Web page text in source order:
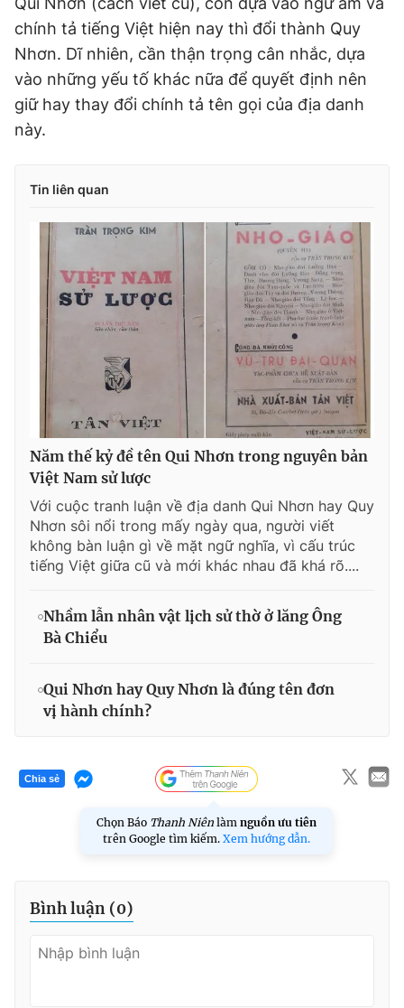
chính tả tiếng Việt hiện nay thì đổi thành Quy
Nhơn. Dĩ nhiên, cần thận trọng cân nhắc, dựa
vào những yếu tố khác nữa để quyết định nên
giữ hay thay đổi chính tả tên gọi của địa danh
này.
Tin liên quan
Năm thế kỷ đề tên Qui Nhơn trong nguyên bản
Việt Nam sử lược
Với cuộc tranh luận về địa danh Qui Nhơn hay Quy
Nhơn sôi nổi trong mấy ngày qua, người viết
không bàn luận gì về mặt ngữ nghĩa, vì cấu trúc
tiếng Việt giữa cũ và mới khác nhau đã khá rõ....
Nhầm lẫn nhân vật lịch sử thờ ở lăng Ông
Bà Chiểu
Qui Nhơn hay Quy Nhơn là đúng tên đơn
vị hành chính?
Chia sẻ
Chọn Báo Thanh Niên làm nguồn ưu tiên
trên Google tìm kiếm. Xem hướng dẫn.
Bình luận (0)